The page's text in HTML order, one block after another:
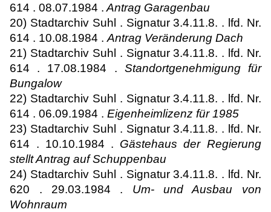
614 . 08.07.1984 .Antrag Garagenbau
20) Stadtarchiv Suhl . Signatur 3.4.11.8. . lfd. Nr.
614 . 10.08.1984 .Antrag Veränderung Dach
21) Stadtarchiv Suhl . Signatur 3.4.11.8. . lfd. Nr.
614 . 17.08.1984 . Standortgenehmigung für
Bungalow
22) Stadtarchiv Suhl . Signatur 3.4.11.8. . lfd. Nr.
614 . 06.09.1984 .Eigenheimlizenz für 1985
23) Stadtarchiv Suhl . Signatur 3.4.11.8. . lfd. Nr.
614 . 10.10.1984 . Gästehaus der Regierung
stellt Antrag auf Schuppenbau
24) Stadtarchiv Suhl . Signatur 3.4.11.8. . lfd. Nr.
620 . 29.03.1984 . Um- und Ausbau von
Wohnraum